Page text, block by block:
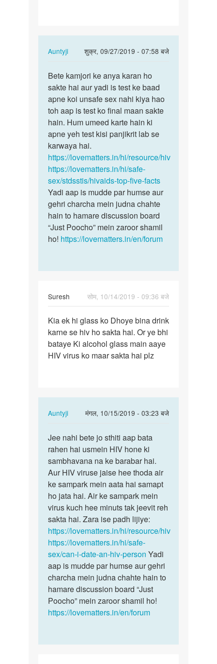
Auntyji
शुक्र, 09/27/2019 - 07:58 बजे
In
to
Sir
maine
1
saal
pehle
ek…
by
Sunny
30
yr
old
boy
Bete
kamjori
ke
anya
karan…
Bete kamjori ke anya karan ho
sakte hai aur yadi is test ke baad
apne koi unsafe sex nahi kiya hao
toh aap is test ko final maan sakte
hain. Hum umeed karte hain ki
apne yeh test kisi panjikrit lab se
karwaya hai.
https://lovematters.in/hi/resource/hiv
https://lovematters.in/hi/safe-
sex/stdsstis/hivaids-top-five-facts
Yadi aap is mudde par humse aur
gehri charcha mein judna chahte
hain to hamare discussion board
“Just Poocho” mein zaroor shamil
ho! https://lovematters.in/en/forum
Suresh
सोम, 10/14/2019 - 09:36 बजे
Kia
ek
hi
glass
Kia ek hi glass ko Dhoye bina drink
karne se hiv ho sakta hai. Or ye bhi
bataye Ki alcohol glass main aaye
HIV virus ko maar sakta hai plz
Auntyji
मंगल, 10/15/2019 - 03:23 बजे
In
to
Kia
ek
hi
glass
ko
Dhoye…
by
Suresh
Jee
nahi
bete
jo
sthiti
aap…
Jee nahi bete jo sthiti aap bata
rahen hai usmein HIV hone ki
sambhavana na ke barabar hai.
Aur HIV viruse jaise hee thoda air
ke sampark mein aata hai samapt
ho jata hai. Air ke sampark mein
virus kuch hee minuts tak jeevit reh
sakta hai. Zara ise padh lijiye:
https://lovematters.in/hi/resource/hiv
https://lovematters.in/hi/safe-
sex/can-i-date-an-hiv-person Yadi
aap is mudde par humse aur gehri
charcha mein judna chahte hain to
hamare discussion board “Just
Poocho” mein zaroor shamil ho!
https://lovematters.in/en/forum